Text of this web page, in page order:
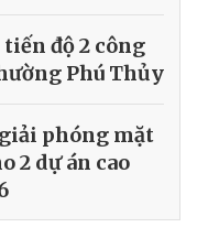
độ 2 công
Phú Thủy
phóng mặt
2 dự án cao